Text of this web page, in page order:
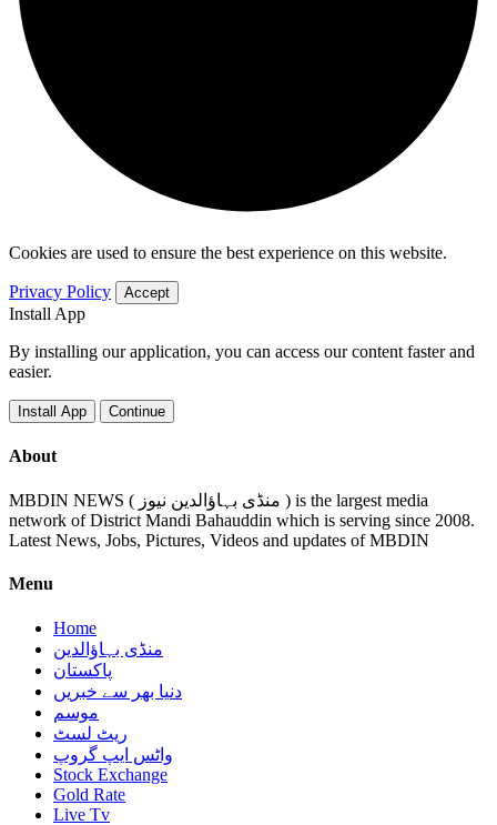
Cookies are used to ensure the best experience on this website.
Privacy Policy Accept
Install App
By installing our application, you can access our content faster and
easier.
Install App Continue
About
MBDIN NEWS ( منڈی بہاؤالدین نیوز ) is the largest media
network of District Mandi Bahauddin which is serving since 2008.
Latest News, Jobs, Pictures, Videos and updates of MBDIN
Menu
Home
منڈی بہاؤالدین
پاکستان
دنیا بھر سے خبریں
موسم
ریٹ لسٹ
واٹس ایپ گروپ
Stock Exchange
Gold Rate
Live Tv